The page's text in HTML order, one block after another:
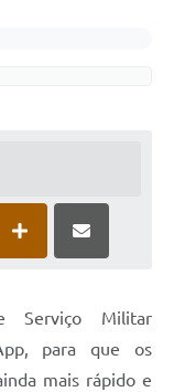
Serviço Militar
para que os
mais rápido e